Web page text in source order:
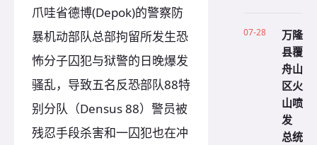
爪哇省德博(Depok)的警察防
暴机动部队总部拘留所发生恐
怖分子囚犯与狱警的日晚爆发
骚乱，导致五名反恐部队88特
别分队（Densus 88）警员被
残忍手段杀害和一囚犯也在冲
07-28
万隆
县覆
舟山
区火
山喷
发
总统